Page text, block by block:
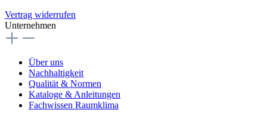
Vertrag widerrufen
Unternehmen
Über uns
Nachhaltigkeit
Qualität & Normen
Kataloge & Anleitungen
Fachwissen Raumklima